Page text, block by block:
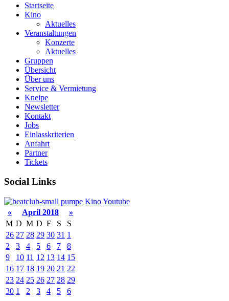
Startseite
Kino
Aktuelles
Veranstaltungen
Konzerte
Aktuelles
Gruppen
Übersicht
Über uns
Service & Vermietung
Kneipe
Newsletter
Kontakt
Jobs
Einlasskriterien
Anfahrt
Partner
Tickets
Social Links
pumpe KinoYoutube
«
April 2018
»
M D M D F S
S
26 27 28 29 30 31 1
2
3 4 5 6 7
8
9
10 11 12 13 14 15
16 17 18 19 20 21 22
23 24 25 26 27 28 29
30 1 2 3 4 5 6